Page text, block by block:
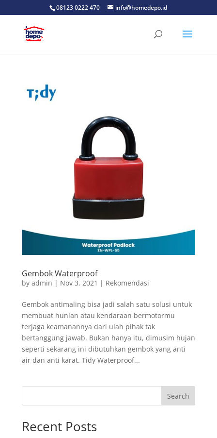
08123 0222 470 info@homedepo.id
Gembok Waterproof
by admin | Nov 3, 2021 | Rekomendasi
Gembok antimaling bisa jadi salah satu solusi untuk
membuat hunian atau kendaraan bermotormu
terjaga keamanannya dari ulah pihak tak
bertanggung jawab. Bukan hanya itu, dimusim hujan
seperti sekarang ini dibutuhkan gembok yang anti
air dan anti karat. Tidy Waterproof...
Search
Recent Posts